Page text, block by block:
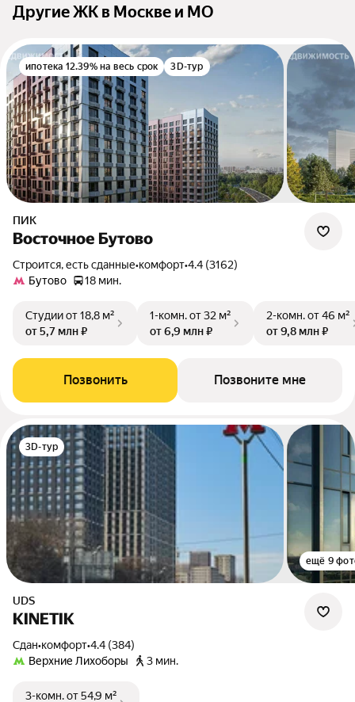
Другие ЖК в Москве и МО
ипотека 12.39% на весь срок 3D-тур
ПИК
Восточное Бутово
Строится, есть сданные•комфорт•4.4 (3162)
Бутово
18 мин.
Студииот 18,8 м²
от 5,7 млн ₽
1-комн.от 32 м²
от 6,9 млн ₽
2-комн.от 46 м²
от 9,8 млн ₽
Позвонить Позвоните мне
3D-тур
ещё 9
UDS
KINETIK
Сдан•комфорт•4.4 (384)
Верхние Лихоборы
3 мин.
3-комн.от 54,9 м²